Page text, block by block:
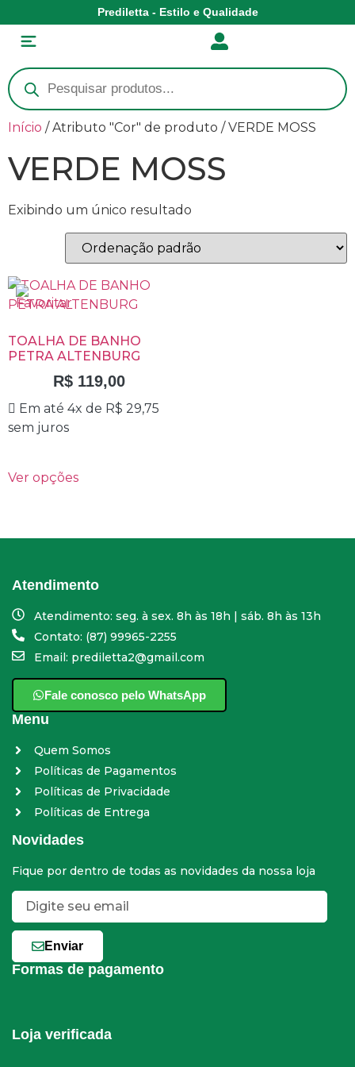
Prediletta - Estilo e Qualidade
Início / Atributo "Cor" de produto / VERDE MOSS
VERDE MOSS
Exibindo um único resultado
TOALHA DE BANHO
PETRA ALTENBURG
R$ 119,00
Em até 4x de R$ 29,75
sem juros
Ver opções
Atendimento
Atendimento: seg. à sex. 8h às 18h | sáb. 8h às 13h
Contato: (87) 99965-2255
Email: prediletta2@gmail.com
Fale conosco pelo WhatsApp
Menu
Quem Somos
Políticas de Pagamentos
Políticas de Privacidade
Políticas de Entrega
Novidades
Fique por dentro de todas as novidades da nossa loja
Enviar
Formas de pagamento
Loja verificada